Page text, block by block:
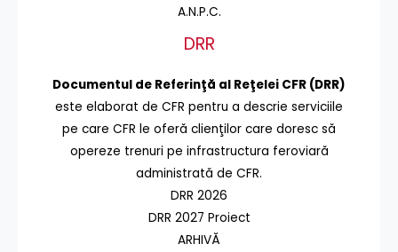
A.N.P.C.
DRR
Documentul de Referinţă al Reţelei CFR (DRR)
este elaborat de CFR pentru a descrie serviciile
pe care CFR le oferă clienţilor care doresc să
opereze trenuri pe infrastructura feroviară
administrată de CFR.
DRR 2026
DRR 2027 Proiect
ARHIVĂ